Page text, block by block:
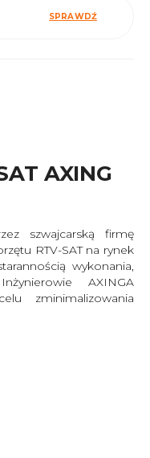
SPRAWDŹ
AXING
szwajcarską firmę
RTV-SAT na rynek
wykonania,
AXINGA
zminimalizowania